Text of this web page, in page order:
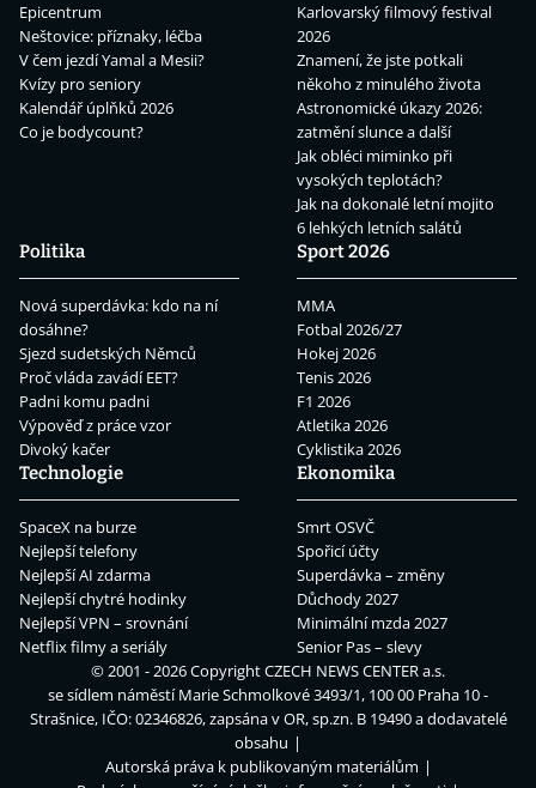
Epicentrum
Neštovice: příznaky, léčba
V čem jezdí Yamal a Mesii?
Kvízy pro seniory
Kalendář úplňků 2026
Co je bodycount?
Karlovarský filmový festival
2026
Znamení, že jste potkali
někoho z minulého života
Astronomické úkazy 2026:
zatmění slunce a další
Jak obléci miminko při
vysokých teplotách?
Jak na dokonalé letní mojito
6 lehkých letních salátů
Politika
Nová superdávka: kdo na ní
dosáhne?
Sjezd sudetských Němců
Proč vláda zavádí EET?
Padni komu padni
Výpověď z práce vzor
Divoký kačer
Sport 2026
MMA
Fotbal 2026/27
Hokej 2026
Tenis 2026
F1 2026
Atletika 2026
Cyklistika 2026
Technologie
SpaceX na burze
Nejlepší telefony
Nejlepší AI zdarma
Nejlepší chytré hodinky
Nejlepší VPN – srovnání
Netflix filmy a seriály
Ekonomika
Smrt OSVČ
Spořicí účty
Superdávka – změny
Důchody 2027
Minimální mzda 2027
Senior Pas – slevy
© 2001 - 2026 CopyrightCZECH NEWS CENTER a.s.
se sídlem náměstí Marie Schmolkové 3493/1, 100 00 Praha 10 -
Strašnice, IČO: 02346826, zapsána v OR, sp.zn. B 19490 a dodavatelé
obsahu
Autorská práva k publikovaným materiálům